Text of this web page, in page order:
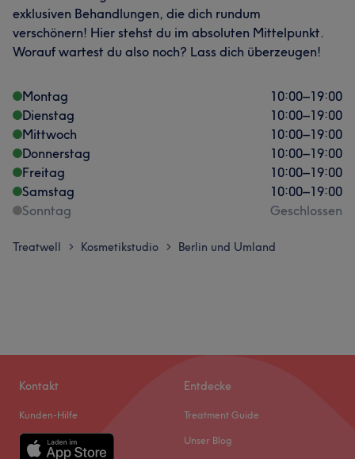
exklusiven Behandlungen, die dich rundum
verschönern! Hier stehst du im absoluten Mittelpunkt.
Worauf wartest du also noch? Lass dich überzeugen!
Montag 10:00–19:00
Dienstag
10:00–19:00
Mittwoch
10:00–19:00
Donnerstag
10:00–19:00
Freitag
10:00–19:00
Samstag
10:00–19:00
Sonntag
Geschlossen
Treatwell > Kosmetikstudio > Berlin und Umland
Kontakt
Kunden-Hilfe
Entdecke
Treatment Guide
Unser Blog